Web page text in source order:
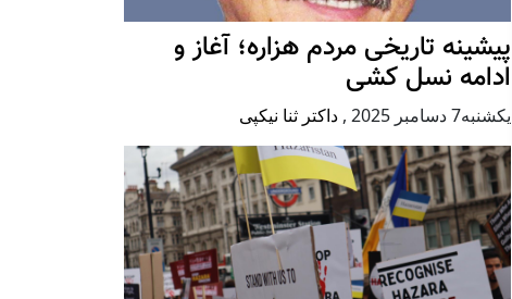
پيشينه تاريخی مردم هزاره؛ آغاز و
ادامه نسل کشی
يكشنبه7 دسامبر 2025 , داکتر ثنا نیکپی